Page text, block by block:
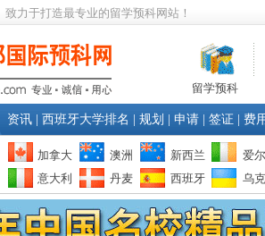
致力于打造最专业的留学预科网站！
留学预科
资讯 西班牙大学排名 规划 申请 签证 费
加拿大 澳洲 新西兰
爱
意大利 丹麦 西班牙 乌